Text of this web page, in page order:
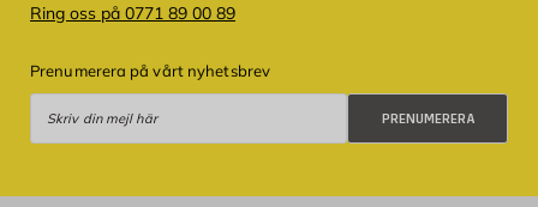
Ring oss på 0771 89 00 89
Prenumerera på vårt nyhetsbrev
PRENUMERERA